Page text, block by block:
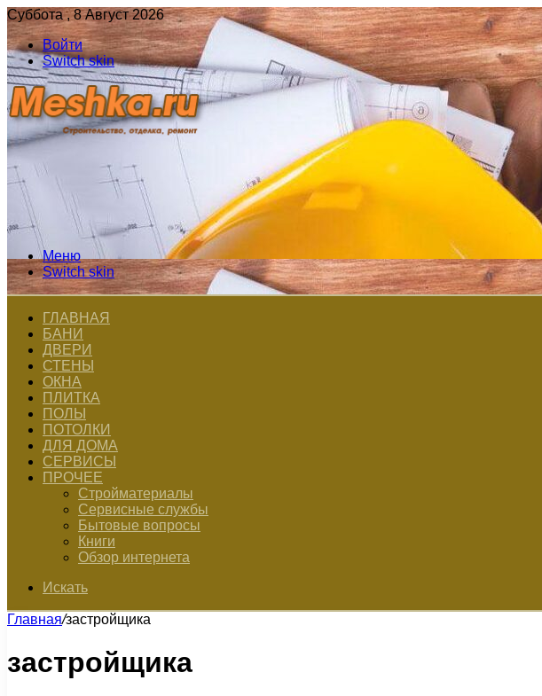
Суббота , 8 Август 2026
Войти
Switch skin
Меню
Switch skin
ГЛАВНАЯ
БАНИ
ДВЕРИ
СТЕНЫ
ОКНА
ПЛИТКА
ПОЛЫ
ПОТОЛКИ
ДЛЯ ДОМА
СЕРВИСЫ
ПРОЧЕЕ
Стройматериалы
Сервисные службы
Бытовые вопросы
Книги
Обзор интернета
Искать
Главная/застройщика
застройщика